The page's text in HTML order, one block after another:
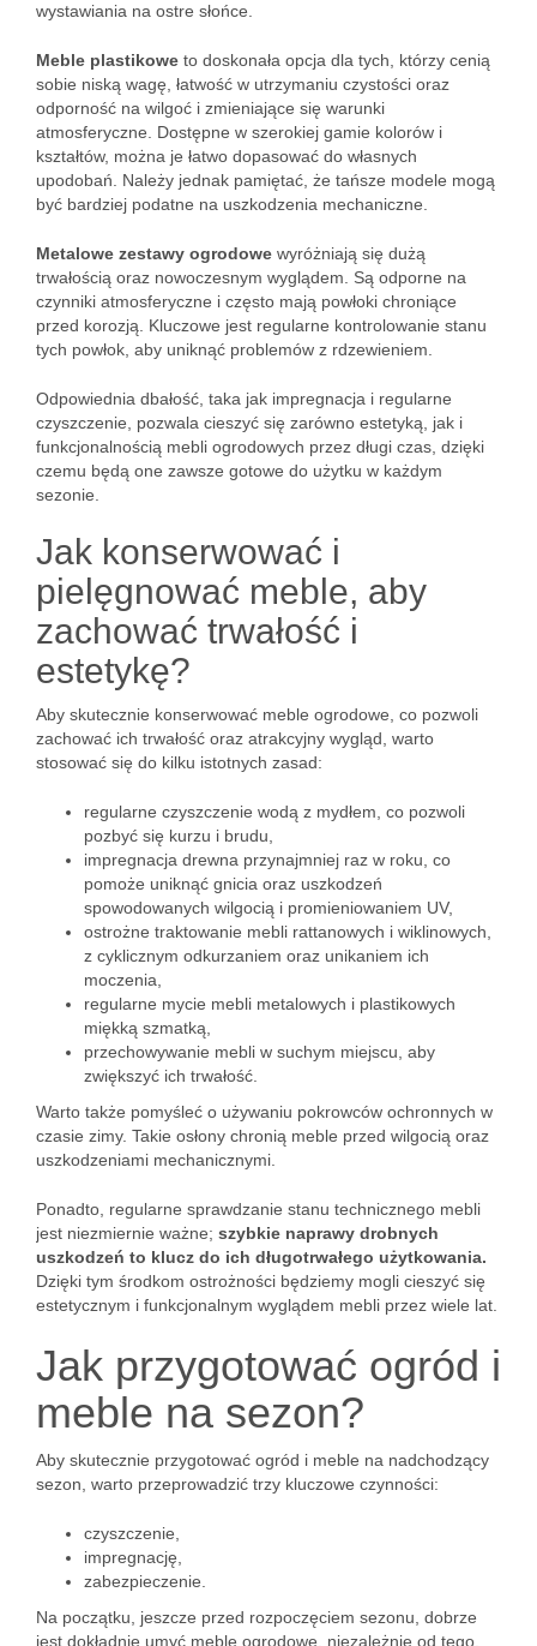
wystawiania na ostre słońce.
Meble plastikowe to doskonała opcja dla tych, którzy cenią
sobie niską wagę, łatwość w utrzymaniu czystości oraz
odporność na wilgoć i zmieniające się warunki
atmosferyczne. Dostępne w szerokiej gamie kolorów i
kształtów, można je łatwo dopasować do własnych
upodobań. Należy jednak pamiętać, że tańsze modele mogą
być bardziej podatne na uszkodzenia mechaniczne.
Metalowe zestawy ogrodowe wyróżniają się dużą
trwałością oraz nowoczesnym wyglądem. Są odporne na
czynniki atmosferyczne i często mają powłoki chroniące
przed korozją. Kluczowe jest regularne kontrolowanie stanu
tych powłok, aby uniknąć problemów z rdzewieniem.
Odpowiednia dbałość, taka jak impregnacja i regularne
czyszczenie, pozwala cieszyć się zarówno estetyką, jak i
funkcjonalnością mebli ogrodowych przez długi czas, dzięki
czemu będą one zawsze gotowe do użytku w każdym
sezonie.
Jak konserwować i
pielęgnować meble, aby
zachować trwałość i
estetykę?
Aby skutecznie konserwować meble ogrodowe, co pozwoli
zachować ich trwałość oraz atrakcyjny wygląd, warto
stosować się do kilku istotnych zasad:
regularne czyszczenie wodą z mydłem, co pozwoli
pozbyć się kurzu i brudu,
impregnacja drewna przynajmniej raz w roku, co
pomoże uniknąć gnicia oraz uszkodzeń
spowodowanych wilgocią i promieniowaniem UV,
ostrożne traktowanie mebli rattanowych i wiklinowych,
z cyklicznym odkurzaniem oraz unikaniem ich
moczenia,
regularne mycie mebli metalowych i plastikowych
miękką szmatką,
przechowywanie mebli w suchym miejscu, aby
zwiększyć ich trwałość.
Warto także pomyśleć o używaniu pokrowców ochronnych w
czasie zimy. Takie osłony chronią meble przed wilgocią oraz
uszkodzeniami mechanicznymi.
Ponadto, regularne sprawdzanie stanu technicznego mebli
jest niezmiernie ważne; szybkie naprawy drobnych
uszkodzeń to klucz do ich długotrwałego użytkowania.
Dzięki tym środkom ostrożności będziemy mogli cieszyć się
estetycznym i funkcjonalnym wyglądem mebli przez wiele lat.
Jak przygotować ogród i
meble na sezon?
Aby skutecznie przygotować ogród i meble na nadchodzący
sezon, warto przeprowadzić trzy kluczowe czynności:
czyszczenie,
impregnację,
zabezpieczenie.
Na początku, jeszcze przed rozpoczęciem sezonu, dobrze
jest dokładnie umyć meble ogrodowe, niezależnie od tego,